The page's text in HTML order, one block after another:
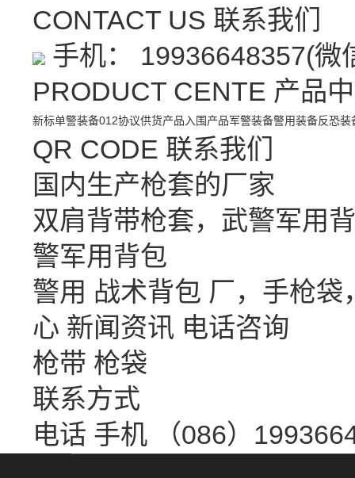
CONTACT US 联系我们
手机： 19936648357(微
PRODUCT CENTE 产品
新标单警装备012协议供货产品 入围产品军警装备警用装备反恐装
QR CODE 联系我们
国内生产枪套的厂家
双肩背带枪套，武警军用
警军用背包
警用 战术背包 厂，手枪
心 新闻资讯 电话咨询
枪带 枪袋
联系方式
电话 手机 （086）